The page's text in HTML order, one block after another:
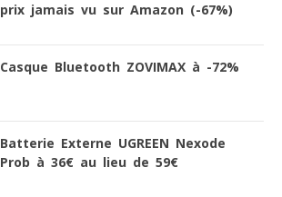
prix jamais vu sur Amazon (-67%)
Casque Bluetooth ZOVIMAX à -72%
Batterie Externe UGREEN Nexode
Prob à 36€ au lieu de 59€